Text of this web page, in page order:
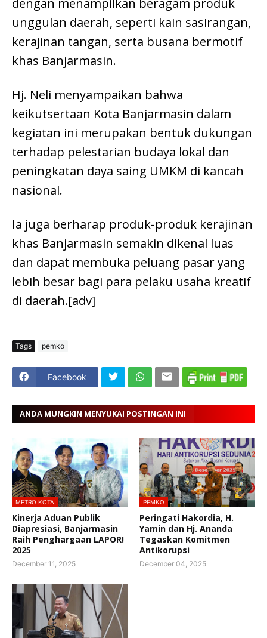
dengan menampilkan beragam produk
unggulan daerah, seperti kain sasirangan,
kerajinan tangan, serta busana bermotif
khas Banjarmasin.
Hj. Neli menyampaikan bahwa
keikutsertaan Kota Banjarmasin dalam
kegiatan ini merupakan bentuk dukungan
terhadap pelestarian budaya lokal dan
peningkatan daya saing UMKM di kancah
nasional.
Ia juga berharap produk-produk kerajinan
khas Banjarmasin semakin dikenal luas
dan dapat membuka peluang pasar yang
lebih besar bagi para pelaku usaha kreatif
di daerah.[adv]
Tags pemko
Facebook
ANDA MUNGKIN MENYUKAI POSTINGAN INI
METRO KOTA
Kinerja Aduan Publik
Diapresiasi, Banjarmasin
Raih Penghargaan LAPOR!
2025
December 11, 2025
PEMKO
Peringati Hakordia, H.
Yamin dan Hj. Ananda
Tegaskan Komitmen
Antikorupsi
December 04, 2025